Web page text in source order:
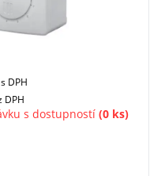
s DPH
DPH
s dostupností (0 ks)